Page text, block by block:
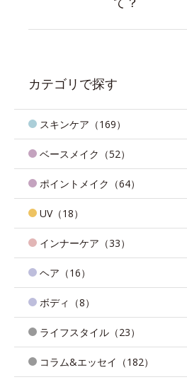
カテゴリで探す
スキンケア（169）
ベースメイク（52）
ポイントメイク（64）
UV（18）
インナーケア（33）
ヘア（16）
ボディ（8）
ライフスタイル（23）
コラム&エッセイ（182）